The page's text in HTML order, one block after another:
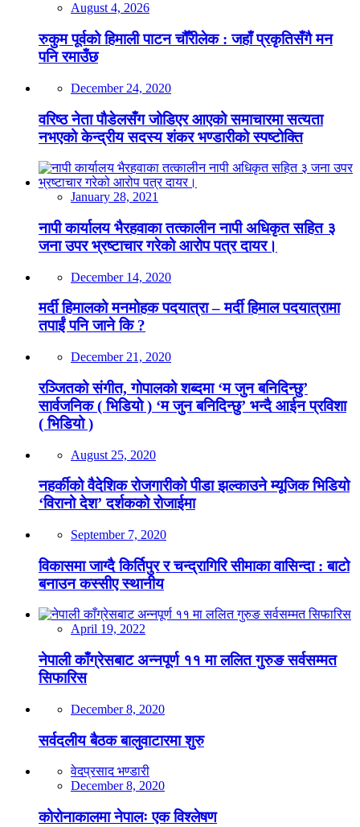
August 4, 2026
रुकुम पूर्वको हिमाली पाटन चौँरीलेक : जहाँ प्रकृतिसँगै मन
पनि रमाउँछ
December 24, 2020
वरिष्ठ नेता पौडेलसँग जोडिएर आएको समाचारमा सत्यता
नभएको केन्द्रीय सदस्य शंकर भण्डारीको स्पष्टोक्ति
January 28, 2021
नापी कार्यालय भैरहवाका तत्कालीन नापी अधिकृत सहित ३
जना उपर भ्रष्टाचार गरेको आरोप पत्र दायर।
December 14, 2020
मर्दी हिमालको मनमोहक पदयात्रा – मर्दी हिमाल पदयात्रामा
तपाईं पनि जाने कि ?
December 21, 2020
रञ्जितको संगीत, गोपालको शब्दमा ‘म जुन बनिदिन्छु’
सार्वजनिक ( भिडियो ) ‘म जुन बनिदिन्छु’ भन्दै आईन प्रविशा
( भिडियो )
August 25, 2020
नहर्कीको वैदेशिक रोजगारीको पीडा झल्काउने म्यूजिक भिडियो
‘विरानो देश’ दर्शकको रोजाईमा
September 7, 2020
विकासमा जाग्दै किर्तिपुर र चन्द्रागिरि सीमाका वासिन्दा : बाटो
बनाउन कस्सीए स्थानीय
April 19, 2022
नेपाली काँग्रेसबाट अन्नपूर्ण ११ मा ललित गुरुङ सर्वसम्मत
सिफारिस
December 8, 2020
सर्वदलीय बैठक बालुवाटारमा शुरु
वेदप्रसाद भण्डारी
December 8, 2020
कोरोनाकालमा नेपालः एक विश्लेषण